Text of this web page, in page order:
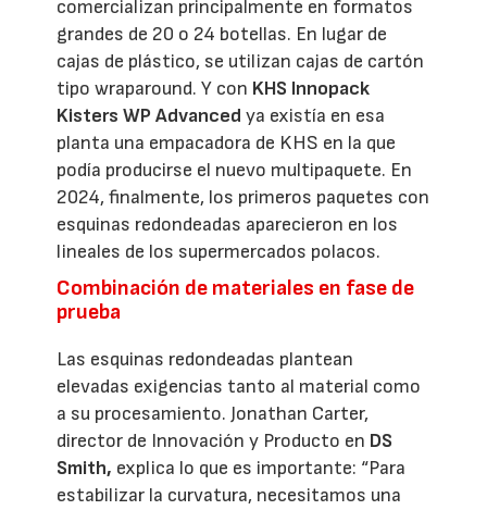
comercializan principalmente en formatos
grandes de 20 o 24 botellas. En lugar de
cajas de plástico, se utilizan cajas de cartón
tipo wraparound. Y con KHS Innopack
Kisters WP Advancedya existía en esa
planta una empacadora de KHS en la que
podía producirse el nuevo multipaquete. En
2024, finalmente, los primeros paquetes con
esquinas redondeadas aparecieron en los
lineales de los supermercados polacos.
Combinación de materiales en fase de
prueba
Las esquinas redondeadas plantean
elevadas exigencias tanto al material como
a su procesamiento. Jonathan Carter,
director de Innovación y Producto en DS
Smith, explica lo que es importante: “Para
estabilizar la curvatura, necesitamos una